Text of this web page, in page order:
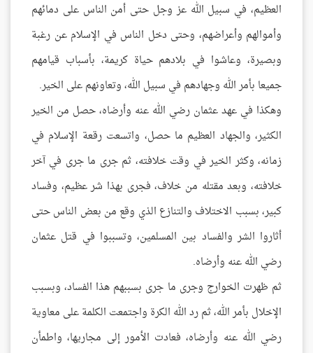
العظيم، في سبيل الله عز وجل حتى أمن الناس على دمائهم
وأموالهم وأعراضهم، وحتى دخل الناس في الإسلام عن رغبة
وبصيرة، وعاشوا في بلادهم حياة كريمة، بأسباب قيامهم
جميعا بأمر الله وجهادهم في سبيل الله، وتعاونهم على الخير.
وهكذا في عهد عثمان رضي الله عنه وأرضاه، حصل من الخير
الكثير، والجهاد العظيم ما حصل، واتسعت رقعة الإسلام في
زمانه، وكثر الخير في وقت خلافته، ثم جرى ما جرى في آخر
خلافته، وبعد مقتله من خلاف، فجرى بهذا شر عظيم، وفساد
كبير، بسبب الاختلاف والتنازع الذي وقع من بعض الناس حتى
أثاروا الشر والفساد بين المسلمين، وتسببوا في قتل عثمان
رضي الله عنه وأرضاه.
ثم ظهرت الخوارج وجرى ما جرى بسببهم هذا الفساد، وبسبب
الإخلال بأمر الله، ثم رد الله الكرة واجتمعت الكلمة على معاوية
رضي الله عنه وأرضاه، فعادت الأمور إلى مجاريها، واطمأن